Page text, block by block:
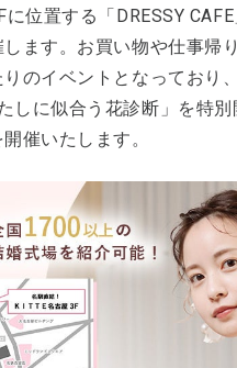
位置する「DRESSY
ます。お買い物や仕事帰
のイベントとなっており
しに似合う花診断」を特
催いたします。